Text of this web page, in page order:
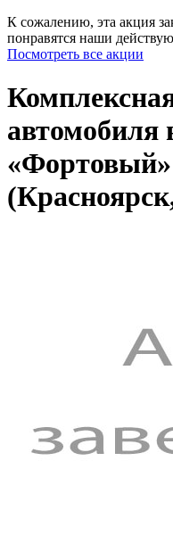
К сожалению, эта акция
понравятся наши
Посмотреть все акции
автомобиля
«Фортовый»